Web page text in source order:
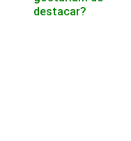
destacar?